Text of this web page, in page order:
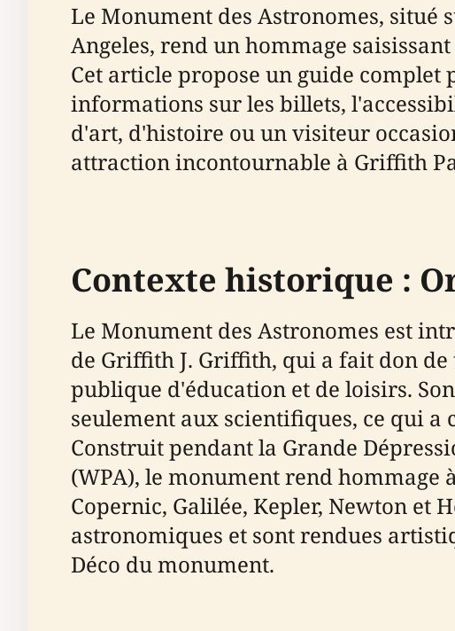
Le Monument des Astronomes,
Angeles, rend un hommage
Cet article propose un guide
informations sur les billets,
d'art, d'histoire ou un visiteur
attraction incontournable à Griffith
Contexte historique :
Le Monument des Astronomes est
de Griffith J. Griffith, qui a fait don
publique d'éducation et de loisirs.
seulement aux scientifiques, ce qui
Construit pendant la Grande
(WPA), le monument rend
Copernic, Galilée, Kepler, Newton et
astronomiques et sont rendues
Déco du monument.